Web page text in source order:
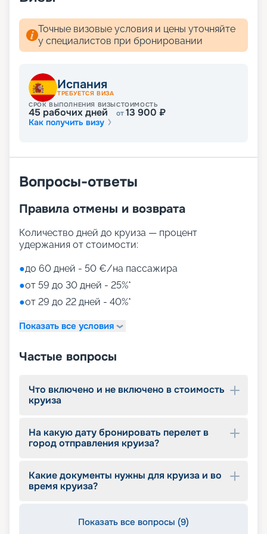
На сайте вы найдете актуальное расписание и
маршруты круизов, цену путевки, схемы палуб,
описание кают, фото внутренних интерьеров,
вопросы, вас с удовольствием
проконсультирует опытный специалист
компании. Круиз на лайнере MSC Fantasia –
мечта, ставшая реальностью!
Точные визовые условия и цены уточняйте
у специалистов при бронировании
Испания
ТРЕБУЕТСЯ ВИЗА
СРОК ВЫПОЛНЕНИЯ ВИЗЫ
45 рабочих дней
СТОИМОСТЬ
от13 900 ₽
Как получить визу
Вопросы-ответы
Правила отмены и возврата
Количество дней до круиза — процент
удержания от стоимости:
●до 60 дней - 50 €/на пассажира
●от 59 до 30 дней - 25%*
●от 29 до 22 дней - 40%*
Показать все условия
Частые вопросы
Что включено и не включено в стоимость
круиза
На какую дату бронировать перелет в
город отправления круиза?
Какие документы нужны для круиза и во
время круиза?
Показать все вопросы (9)